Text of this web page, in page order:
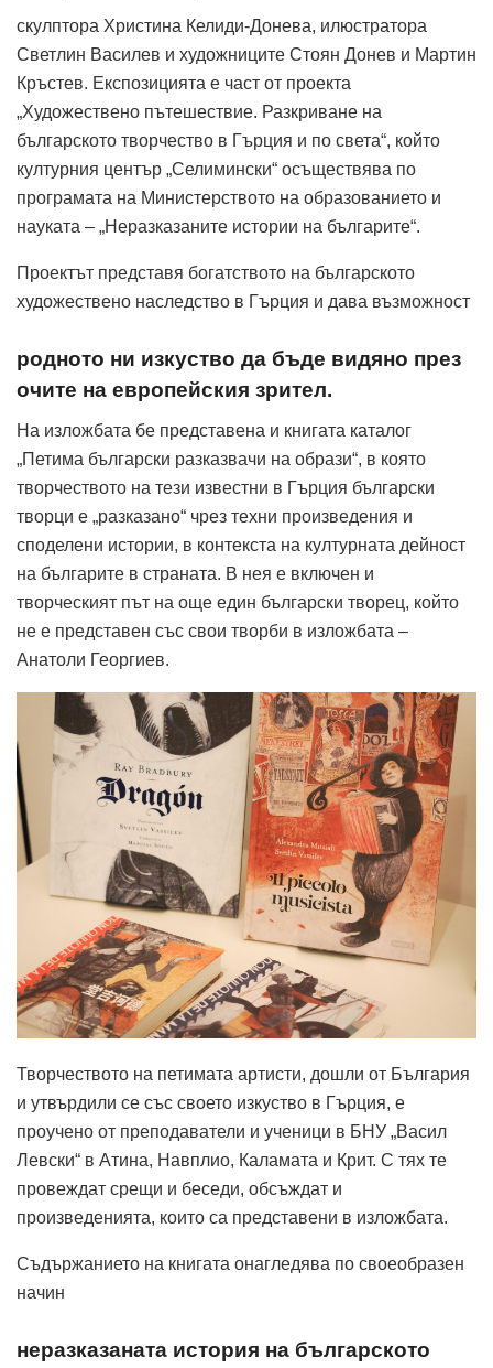
скулптора Христина Келиди-Донева, илюстратора
Светлин Василев и художниците Стоян Донев и Мартин
Кръстев. Експозицията е част от проекта
„Художествено пътешествие. Разкриване на
българското творчество в Гърция и по света“, който
културния център „Селимински“ осъществява по
програмата на Министерството на образованието и
науката – „Неразказаните истории на българите“.
Проектът представя богатството на българското
художествено наследство в Гърция и дава възможност
родното ни изкуство да бъде видяно през
очите на европейския зрител.
На изложбата бе представена и книгата каталог
„Петима български разказвачи на образи“, в която
творчеството на тези известни в Гърция български
творци е „разказано“ чрез техни произведения и
споделени истории, в контекста на културната дейност
на българите в страната. В нея е включен и
творческият път на още един български творец, който
не е представен със свои творби в изложбата –
Анатоли Георгиев.
Творчеството на петимата артисти, дошли от България
и утвърдили се със своето изкуство в Гърция, е
проучено от преподаватели и ученици в БНУ „Васил
Левски“ в Атина, Навплио, Каламата и Крит. С тях те
провеждат срещи и беседи, обсъждат и
произведенията, които са представени в изложбата.
Съдържанието на книгата онагледява по своеобразен
начин
неразказаната история на българското